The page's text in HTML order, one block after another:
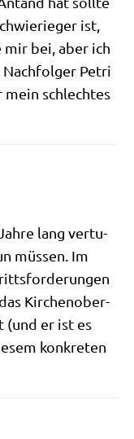
ist,
mir bei, aber ich
Nach­fol­ger Petri
mein schlech­tes
lang ver­tu­
müs­sen. Im
Kir­chen­ober­
(und er ist es
kon­kre­ten